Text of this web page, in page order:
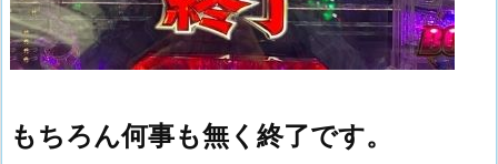
もちろん何事も無く終了です。